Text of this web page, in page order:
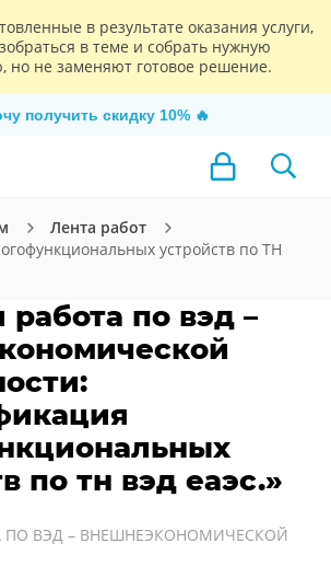
в результате оказания услуги,
в теме и собрать нужную
не заменяют готовое решение.
получить скидку 10% 🔥
Лента работ
устройств по ТН
работа по вэд –
по тн вэд еаэс.»
ПО ВЭД – ВНЕШНЕЭКОНОМИЧЕСКОЙ